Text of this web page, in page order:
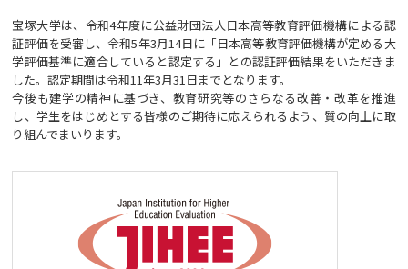
宝塚大学は、令和4年度に公益財団法人日本高等教育評価機構による認
証評価を受審し、令和5年3月14日に「日本高等教育評価機構が定める大
学評価基準に適合していると認定する」との認証評価結果をいただきま
した。認定期間は令和11年3月31日までとなります。
今後も建学の精神に基づき、教育研究等のさらなる改善・改革を推進
し、学生をはじめとする皆様のご期待に応えられるよう、質の向上に取
り組んでまいります。